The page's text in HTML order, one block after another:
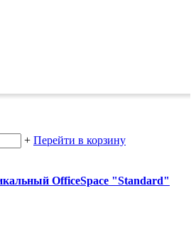
+ Перейти в корзину
OfficeSpace "Standard"